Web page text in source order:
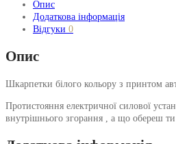
Опис
Додаткова інформація
Відгуки 0
Опис
Шкарпетки білого кольору з принтом
Протистояння електричної силової
внутрішнього згорання , а що обереш